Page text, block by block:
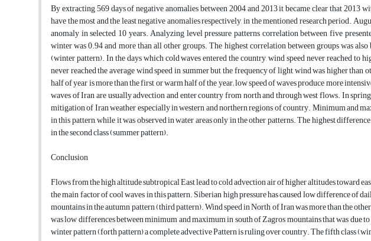
By extracting 569 days of negative anomalies between 2004 and 2013 it became clear that
have the most and the least negative anomalies respectively, in the mentioned research period.
anomaly in selected 10 years. Analyzing level pressure patterns correlation between five
winter was 0.94 and more than all other groups. The highest correlation between groups was
(winter pattern). In the days which cold waves entered the country, wind speed never reached to
never reached the average wind speed in summer but the frequency of light wind was higher
half of year is more than the first or warm half of the year; low speed of waves produce more
waves of Iran are usually advection and enter country from north and through west flows. In
mitigation of Iran weather especially in western and northern regions of country. Minimum and
in this pattern, while it was observed in water areas only in the other patterns. The highest
in the second class (summer pattern).
Conclusion
Flows from the high altitude subtropical East lead to cold advection air of higher altitudes toward
the main factor of cool waves in this pattern. Siberian high pressure has caused low difference of
mountains in the autumn pattern (third pattern). Wind speed in North of Iran was more than the
was low differences between minimum and maximum in south of Zagros mountains that was due
winter pattern (forth pattern) a complete advective Pattern is ruling over country. The fifth class